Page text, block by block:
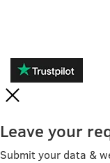
Leave your
Submit your data &